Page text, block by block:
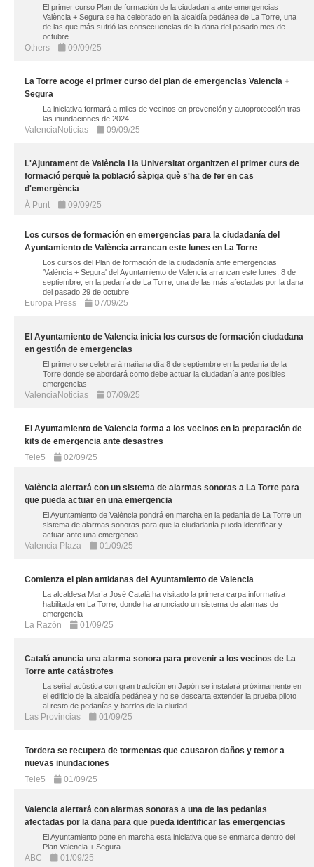
El primer curso Plan de formación de la ciudadanía ante emergencias
València + Segura se ha celebrado en la alcaldía pedánea de La Torre, una
de las que más sufrió las consecuencias de la dana del pasado mes de
octubre
Others 09/09/25
La Torre acoge el primer curso del plan de emergencias Valencia +
Segura
La iniciativa formará a miles de vecinos en prevención y autoprotección tras
las inundaciones de 2024
ValenciaNoticias 09/09/25
L'Ajuntament de València i la Universitat organitzen el primer curs de
formació perquè la població sàpiga què s'ha de fer en cas
d'emergència
À Punt
09/09/25
Los cursos de formación en emergencias para la ciudadanía del
Ayuntamiento de València arrancan este lunes en La Torre
Los cursos del Plan de formación de la ciudadanía ante emergencias
'València + Segura' del Ayuntamiento de València arrancan este lunes, 8 de
septiembre, en la pedanía de La Torre, una de las más afectadas por la dana
del pasado 29 de octubre
Europa Press 07/09/25
El Ayuntamiento de Valencia inicia los cursos de formación ciudadana
en gestión de emergencias
El primero se celebrará mañana día 8 de septiembre en la pedanía de la
Torre donde se abordará como debe actuar la ciudadanía ante posibles
emergencias
ValenciaNoticias 07/09/25
El Ayuntamiento de Valencia forma a los vecinos en la preparación de
kits de emergencia ante desastres
Tele5
02/09/25
València alertará con un sistema de alarmas sonoras a La Torre para
que pueda actuar en una emergencia
El Ayuntamiento de València pondrá en marcha en la pedanía de La Torre un
sistema de alarmas sonoras para que la ciudadanía pueda identificar y
actuar ante una emergencia
Valencia Plaza 01/09/25
Comienza el plan antidanas del Ayuntamiento de Valencia
La alcaldesa María José Catalá ha visitado la primera carpa informativa
habilitada en La Torre, donde ha anunciado un sistema de alarmas de
emergencia
La Razón 01/09/25
Catalá anuncia una alarma sonora para prevenir a los vecinos de La
Torre ante catástrofes
La señal acústica con gran tradición en Japón se instalará próximamente en
el edificio de la alcaldía pedánea y no se descarta extender la prueba piloto
al resto de pedanías y barrios de la ciudad
Las Provincias 01/09/25
Tordera se recupera de tormentas que causaron daños y temor a
nuevas inundaciones
Tele5
01/09/25
Valencia alertará con alarmas sonoras a una de las pedanías
afectadas por la dana para que pueda identificar las emergencias
El Ayuntamiento pone en marcha esta iniciativa que se enmarca dentro del
Plan Valencia + Segura
ABC 01/09/25